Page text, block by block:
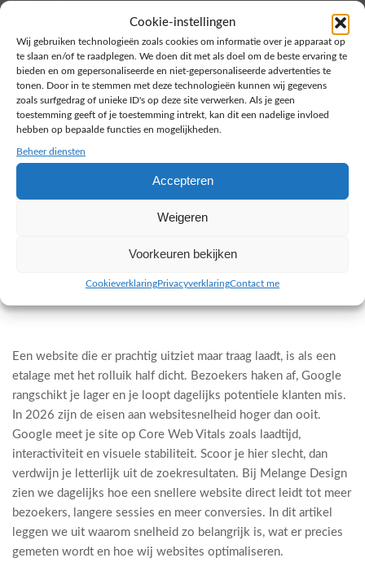
Cookie-instellingen
Wij gebruiken technologieën zoals cookies om informatie over je apparaat op
te slaan en/of te raadplegen. We doen dit met als doel om de beste ervaring te
bieden en om gepersonaliseerde en niet-gepersonaliseerde advertenties te
tonen. Door in te stemmen met deze technologieën kunnen wij gegevens
zoals surfgedrag of unieke ID's op deze site verwerken. Als je geen
toestemming geeft of je toestemming intrekt, kan dit een nadelige invloed
hebben op bepaalde functies en mogelijkheden.
Beheer diensten
Accepteren
Weigeren
Voorkeuren bekijken
CookieverklaringPrivacyverklaringContact me
17 april 2026 ·
Een website die er prachtig uitziet maar traag laadt, is als een
etalage met het rolluik half dicht. Bezoekers haken af, Google
rangschikt je lager en je loopt dagelijks potentiele klanten mis.
In 2026 zijn de eisen aan websitesnelheid hoger dan ooit.
Google meet je site op Core Web Vitals zoals laadtijd,
interactiviteit en visuele stabiliteit. Scoor je hier slecht, dan
verdwijn je letterlijk uit de zoekresultaten. Bij Melange Design
zien we dagelijks hoe een snellere website direct leidt tot meer
bezoekers, langere sessies en meer conversies. In dit artikel
leggen we uit waarom snelheid zo belangrijk is, wat er precies
gemeten wordt en hoe wij websites optimaliseren.